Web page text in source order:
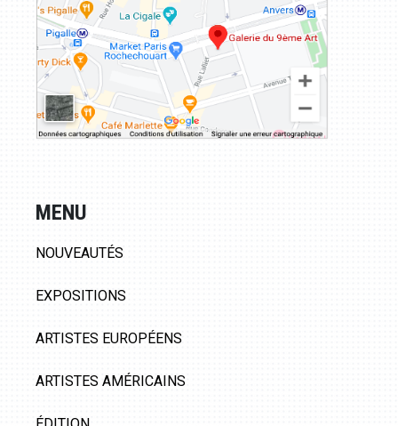
MENU
NOUVEAUTÉS
EXPOSITIONS
ARTISTES EUROPÉENS
ARTISTES AMÉRICAINS